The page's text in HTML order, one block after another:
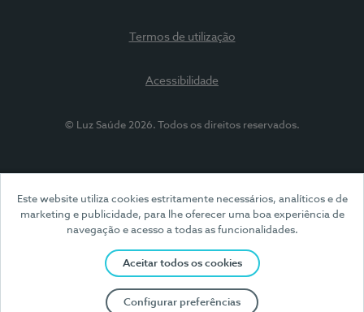
Este website utiliza cookies estritamente necessários, analíticos e de
marketing e publicidade, para lhe oferecer uma boa experiência de
navegação e acesso a todas as funcionalidades.
Aceitar todos os cookies
Configurar preferências
Termos de utilização
Acessibilidade
© Luz Saúde 2026. Todos os direitos reservados.